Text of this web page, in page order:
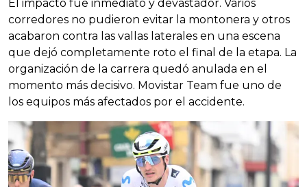
El impacto fue inmediato y devastador. Varios
corredores no pudieron evitar la montonera y otros
acabaron contra las vallas laterales en una escena
que dejó completamente roto el final de la etapa. La
organización de la carrera quedó anulada en el
momento más decisivo. Movistar Team fue uno de
los equipos más afectados por el accidente.